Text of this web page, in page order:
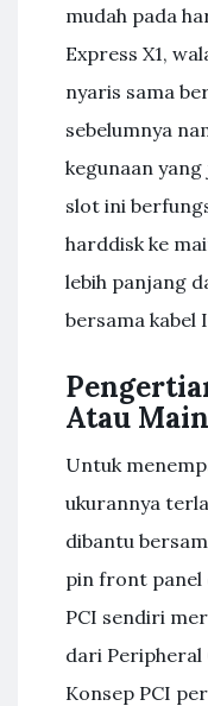
mudah pada
Express X1,
nyaris sama
sebelumnya
kegunaan yang
slot ini
harddisk ke
lebih panjang
bersama kabel
Atau
Untuk
ukurannya
dibantu
pin front
PCI sendiri
dari
Konsep PCI